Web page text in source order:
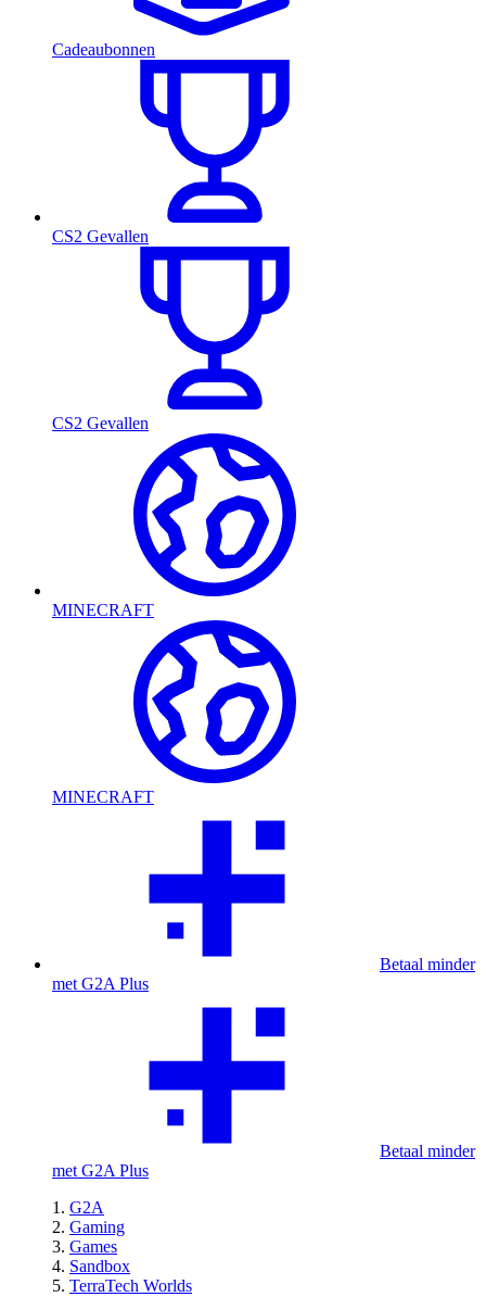
Cadeaubonnen
CS2 Gevallen
CS2 Gevallen
MINECRAFT
MINECRAFT
Betaal minder
met G2A Plus
Betaal minder
met G2A Plus
G2A
Gaming
Games
Sandbox
TerraTech Worlds